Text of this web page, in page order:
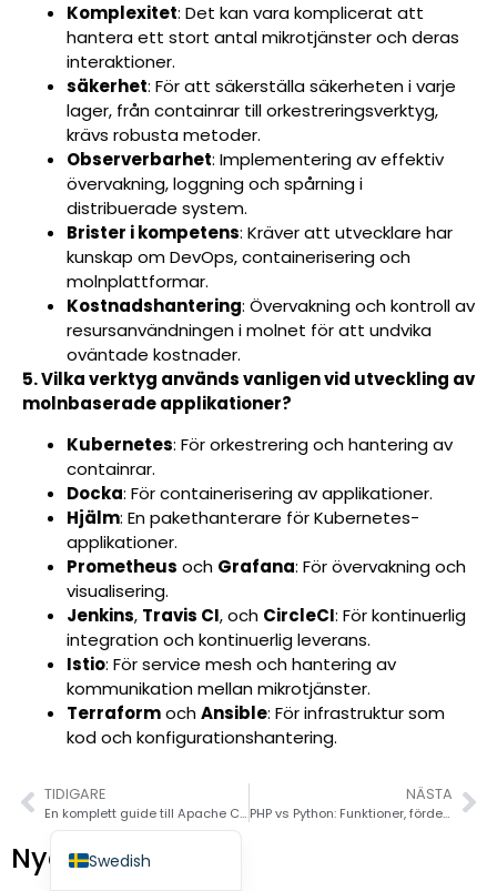
Komplexitet: Det kan vara komplicerat att
hantera ett stort antal mikrotjänster och deras
interaktioner.
säkerhet: För att säkerställa säkerheten i varje
lager, från containrar till orkestreringsverktyg,
krävs robusta metoder.
Observerbarhet: Implementering av effektiv
övervakning, loggning och spårning i
distribuerade system.
Brister i kompetens: Kräver att utvecklare har
kunskap om DevOps, containerisering och
molnplattformar.
Kostnadshantering: Övervakning och kontroll av
resursanvändningen i molnet för att undvika
oväntade kostnader.
5. Vilka verktyg används vanligen vid utveckling av
molnbaserade applikationer?
Kubernetes: För orkestrering och hantering av
containrar.
Docka: För containerisering av applikationer.
Hjälm: En pakethanterare för Kubernetes-
applikationer.
Prometheus och Grafana: För övervakning och
visualisering.
Jenkins, Travis CI, och CircleCI: För kontinuerlig
integration och kontinuerlig leverans.
Istio: För service mesh och hantering av
kommunikation mellan mikrotjänster.
TerraformochAnsible: För infrastruktur som
kod och konfigurationshantering.
TIDIGARE
En komplett guide till Apache Cordova
NÄSTA
PHP vs Python: Funktioner, fördelar och jämförelse år 2026
Nya Inlägg
Swedish
English
Spanish (Mexico)
Italian
French
German
Japanese
Dutch
Finnish
Spanish (Spain)